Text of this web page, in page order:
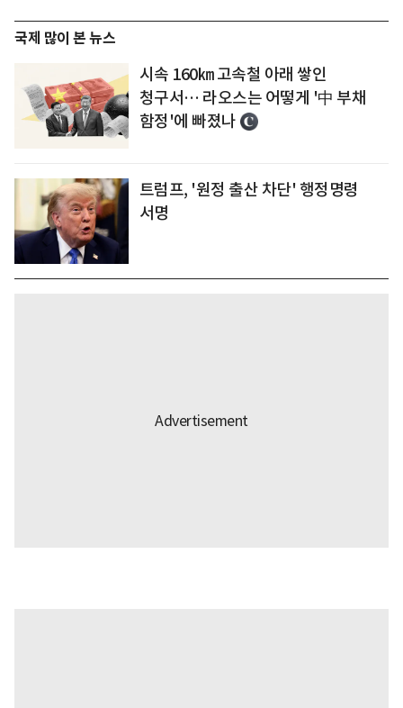
국제 많이 본 뉴스
시속 160㎞ 고속철 아래 쌓인
청구서… 라오스는 어떻게 '中 부채
함정'에 빠졌나
트럼프, '원정 출산 차단' 행정명령
서명